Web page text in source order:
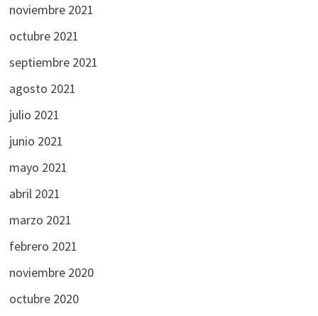
noviembre 2021
octubre 2021
septiembre 2021
agosto 2021
julio 2021
junio 2021
mayo 2021
abril 2021
marzo 2021
febrero 2021
noviembre 2020
octubre 2020